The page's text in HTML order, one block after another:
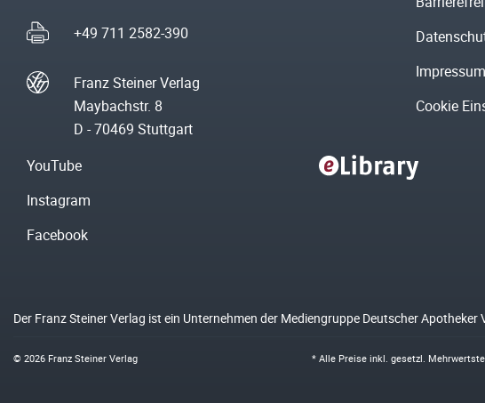
+49 711 2582-390
Franz Steiner Verlag
Maybachstr. 8
D - 70469 Stuttgart
Impressum
Cookie
YouTube
Instagram
Facebook
Der Franz Steiner Verlag ist ein Unternehmen der Mediengruppe Deutscher Apotheker
* Alle Preise inkl. gesetzl.
© 2026 Franz Steiner Verlag